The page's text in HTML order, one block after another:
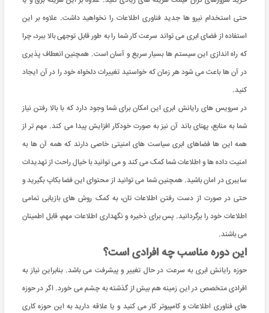
حتی استخدام نیرو ها جدید فناوری اطلاعات را نخواهید داشت. علاوه بر این
استفاده از فضای ابری می تواند سرعت کار شما را به طور قابل توجهی بالا ببرد، چرا
که راه اندازی این سیستم ها بسیار سریع و آسان است. همچنین انعطاف پذیری
در آن ها باعث می شود هر زمان که خواستید تغییرات دلخواه خود را در آن ایجاد
کنید.
در سرویس های رایانش ابری این امکان برای شما وجود دارد که با بالا رفتن نیاز
شما به منابع، پهنای باند آن نیز به صورت خودکار افزایش پیدا می کند. مهم تر از
همه این ها فضاهای ابری سیاست های امنیتی خاصی دارند که همه آن ها به
امنیت داده ها و اطلاعات شما کمک می کند و می توانید با خیال راحت از تهدیدات
سایبری در امان باشید. همچنین شما می توانید از محتوای این فضا بکاپ بگیرید و
حتی در صورت از دست رفتن اطلاعات تان، به کمک روش های بازیابی تمامی
اطلاعات خود را برگردانید. پس برای ذخیره و نگهداری اطلاعات مهم، قابل اطمینان
می باشند.
این دوره مناسب چه افرادی است؟
حوزه رایانش ابری به سرعت در حال تغییر و پیشرفت می باشد. بنابراین نیاز به
افرادی متخصص در این زمینه هم بیش از گذشته به چشم می خورد. اگر در حوزه
های فناوری اطلاعات و کامپیوتر کار می کنید و یا علاقه دارید به این حوزه کاری